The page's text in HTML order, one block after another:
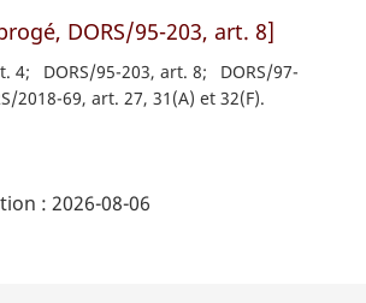
DORS/95-203, art. 8]
4 DORS/95-203, art. 8
DORS/97-
2018-69, art. 27, 31(A) et 32(F)
: 2026-08-06